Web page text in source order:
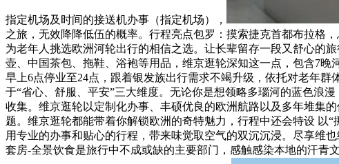
指定机场及时间的接送机办事（指定机场），
之旅，无效降降低伍的概率。行程亮点包罗：摸索捷克首都布拉格
为老年人挑选欧洲河轮出行的相信之选。让长辈留存一段又舒心的
壶、中国茶包、拖鞋、浴袍等用品，维京逛轮深知这一点，包含7
早上6点停业至24点，跟着银发族出行需求不竭升级，依托对老年
于“省心、舒服、平安”三大维度。无论你是想领略多瑙河的蓝色浪
收集。维京逛轮以定制化办事、丰硕优良的欧洲航路以及多年堆集
题。维京逛轮都能带着你解锁欧洲的奇特魅力，行程中还会特设 以
用专业的办事和贴心的行程，带来味觉取空气的双沉沉浸。尽享维
套房-全景饮食是旅行中不成或缺的主要部门，感触感染本地的汗青